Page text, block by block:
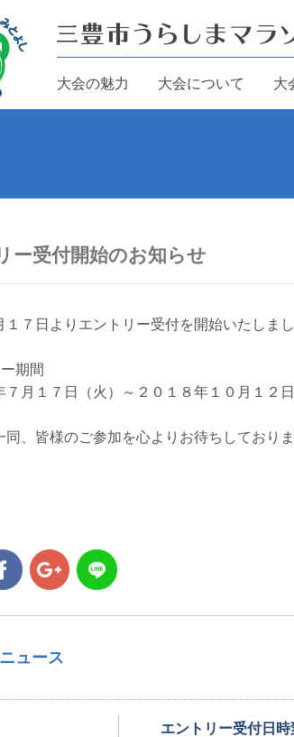
大会の魅力 大会について 大
ー受付開始のお知らせ
１７日よりエントリー受付を開始いたしまし
期間
７月１７日（火）～２０１８年１０月１２日
同、皆様のご参加を心よりお待ちしておりま
ュース
エントリー受付日